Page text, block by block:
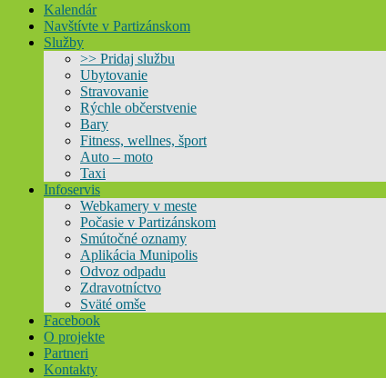
Menu
Kalendár
Navštívte v Partizánskom
Služby
>> Pridaj službu
Ubytovanie
Stravovanie
Rýchle občerstvenie
Bary
Fitness, wellnes, šport
Auto – moto
Taxi
Infoservis
Webkamery v meste
Počasie v Partizánskom
Smútočné oznamy
Aplikácia Munipolis
Odvoz odpadu
Zdravotníctvo
Sväté omše
Facebook
O projekte
Partneri
Kontakty